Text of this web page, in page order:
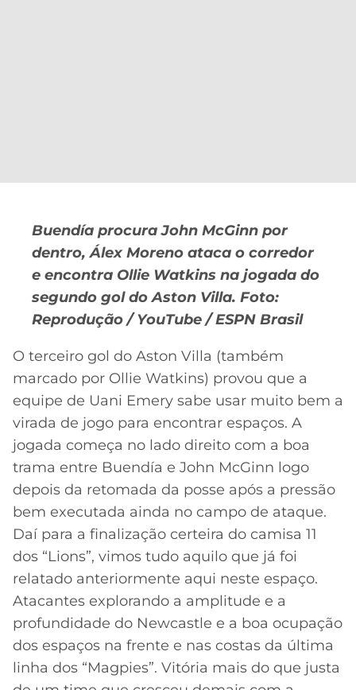
Buendía procura John McGinn por
dentro, Álex Moreno ataca o corredor
e encontra Ollie Watkins na jogada do
segundo gol do Aston Villa. Foto:
Reprodução / YouTube / ESPN Brasil
O terceiro gol do Aston Villa (também
marcado por Ollie Watkins) provou que a
equipe de Uani Emery sabe usar muito bem a
virada de jogo para encontrar espaços. A
jogada começa no lado direito com a boa
trama entre Buendía e John McGinn logo
depois da retomada da posse após a pressão
bem executada ainda no campo de ataque.
Daí para a finalização certeira do camisa 11
dos “Lions”, vimos tudo aquilo que já foi
relatado anteriormente aqui neste espaço.
Atacantes explorando a amplitude e a
profundidade do Newcastle e a boa ocupação
dos espaços na frente e nas costas da última
linha dos “Magpies”. Vitória mais do que justa